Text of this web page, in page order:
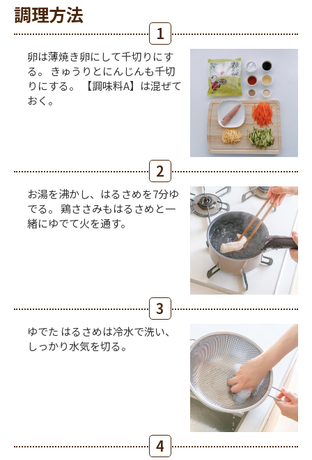
調理方法
1
卵は薄焼き卵にして千切りにす
る。 きゅうりとにんじんも千切
りにする。 【調味料A】は混ぜて
おく。
2
お湯を沸かし、はるさめを7分ゆ
でる。 鶏ささみもはるさめと一
緒にゆでて火を通す。
3
ゆでた はるさめは冷水で洗い、
しっかり水気を切る。
4